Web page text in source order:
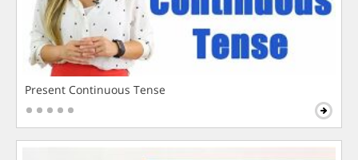
Present Continuous Tense